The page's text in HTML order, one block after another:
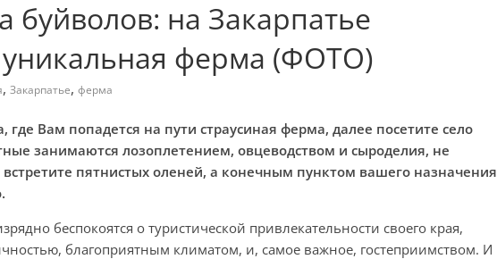
буйволов: на Закарпатье
ферма (ФОТО)
, Закарпатье, ферма
где Вам попадется на пути страусиная ферма, далее посетите село
занимаются лозоплетением, овцеводством и сыроделия, не
встретите пятнистых оленей, а конечным пунктом вашего назначения
беспокоятся о туристической привлекательности своего края,
благоприятным климатом, и, самое важное, гостеприимством. И